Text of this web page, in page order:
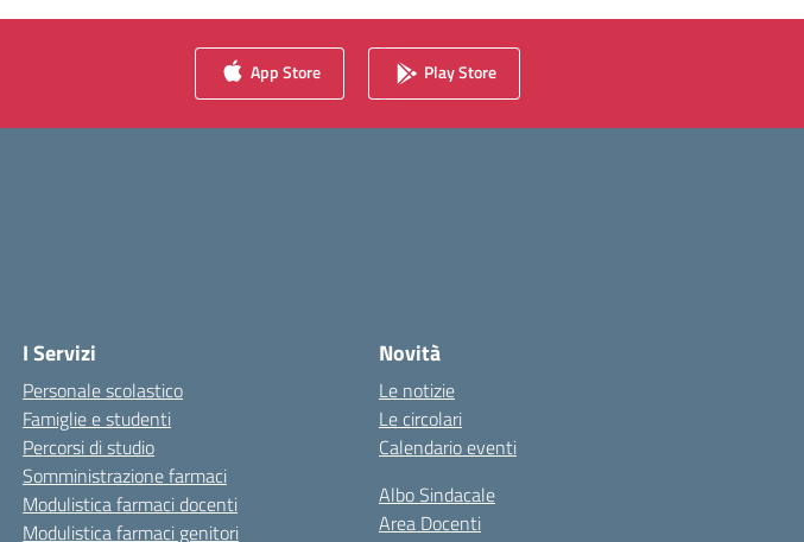
App Store Play Store
I Servizi
Personale scolastico
Famiglie e studenti
Percorsi di studio
Somministrazione farmaci
Modulistica farmaci docenti
Modulistica farmaci genitori
Novità
Le notizie
Le circolari
Calendario eventi
Albo Sindacale
Area Docenti